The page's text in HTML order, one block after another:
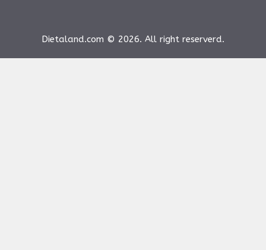
Dietaland.com © 2026. All right reserverd.